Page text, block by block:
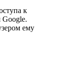
к
Google.
ему